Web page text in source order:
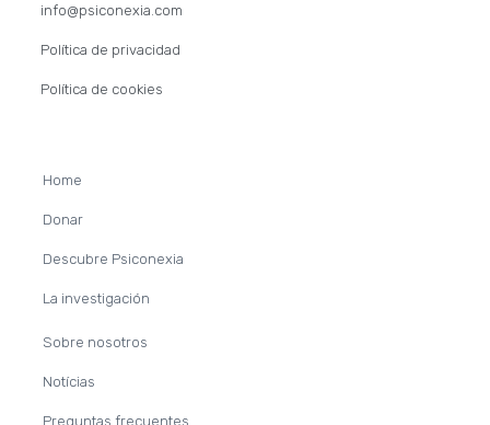
info@psiconexia.com
Política de privacidad
Política de cookies
Home
Donar
Descubre Psiconexia
La investigación
Sobre nosotros
Notícias
Preguntas frecuentes